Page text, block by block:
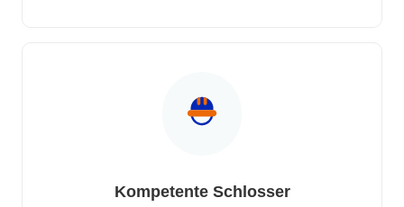
Kompetente Schlosser